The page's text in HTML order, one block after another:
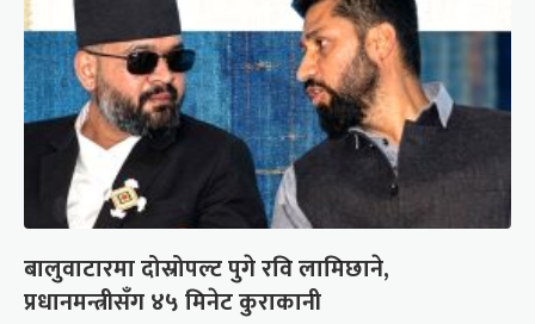
बालुवाटारमा दोस्रोपल्ट पुगे रवि लामिछाने,
प्रधानमन्त्रीसँग ४५ मिनेट कुराकानी